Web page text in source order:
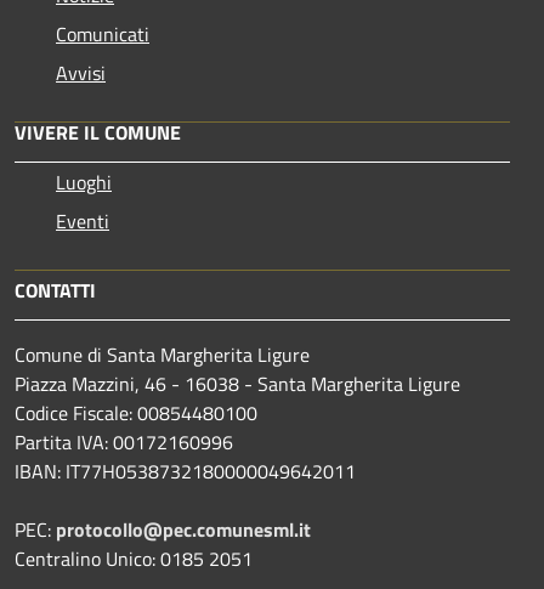
Comunicati
Avvisi
VIVERE IL COMUNE
Luoghi
Eventi
CONTATTI
Comune di Santa Margherita Ligure
Piazza Mazzini, 46 - 16038 - Santa Margherita Ligure
Codice Fiscale: 00854480100
Partita IVA: 00172160996
IBAN: IT77H0538732180000049642011
PEC: protocollo@pec.comunesml.it
Centralino Unico: 0185 2051